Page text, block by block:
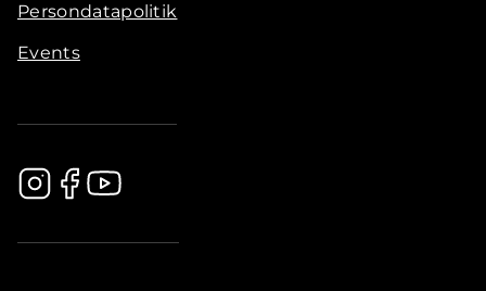
Persondatapolitik
Events